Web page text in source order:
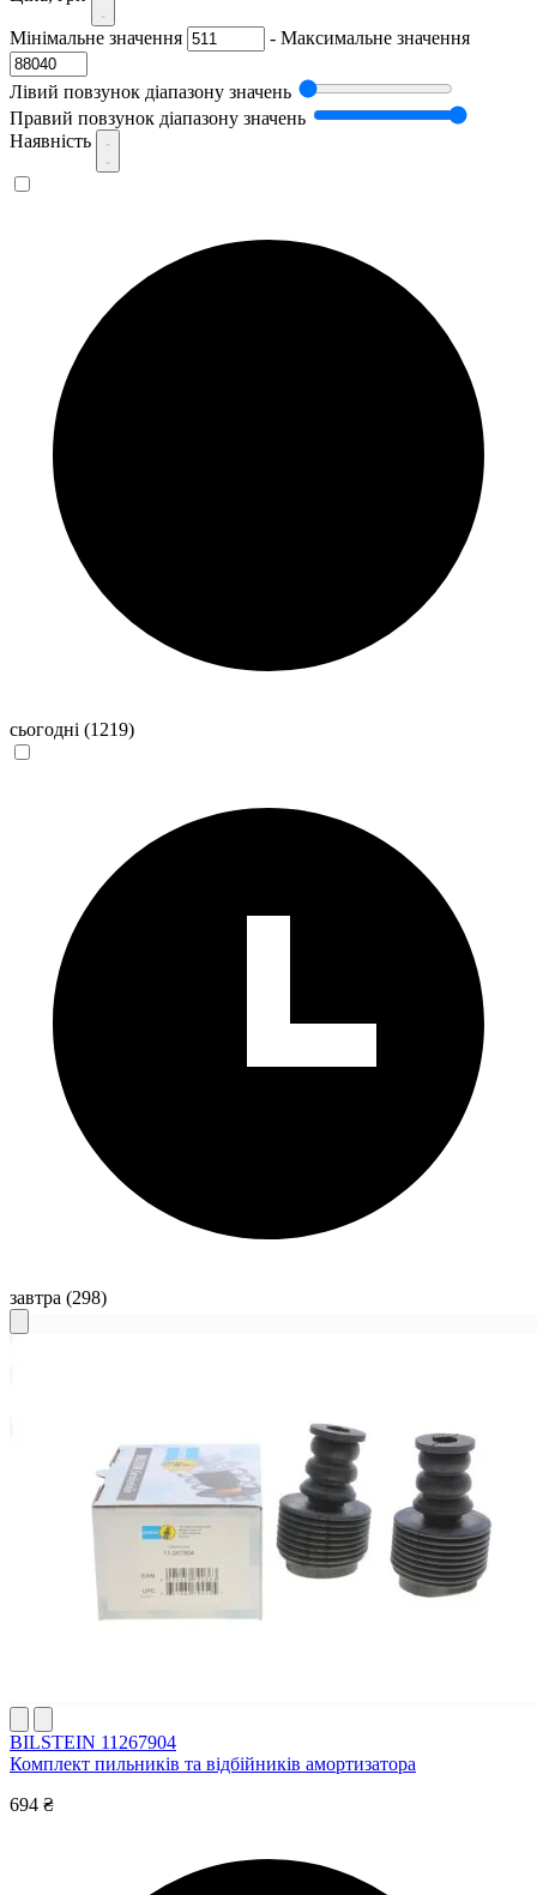
Мінімальне значення - Максимальне значення
Лівий повзунок діапазону значень
Правий повзунок діапазону значень
Наявність
сьогодні (1219)
завтра (298)
BILSTEIN 11267904
Комплект пильників та відбійників амортизатора
694 ₴